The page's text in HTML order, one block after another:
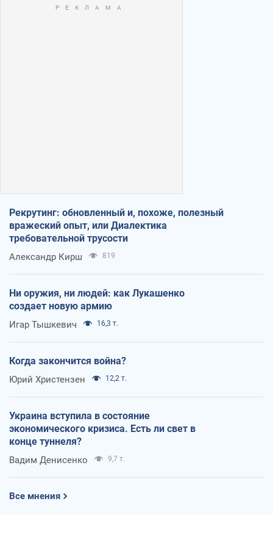
Рекрутинг: обновленный и, похоже, полезный
вражеский опыт, или Диалектика
требовательной трусости
Александр Кирш 819
Ни оружия, ни людей: как Лукашенко
создает новую армию
Игар Тышкевич 16,3 т.
Когда закончится война?
Юрий Христензен 12,2 т.
Украина вступила в состояние
экономического кризиса. Есть ли свет в
конце туннеля?
Вадим Денисенко 9,7 т.
Все мнения